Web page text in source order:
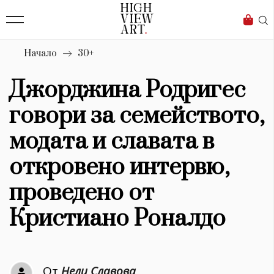
Бизнес
Мода
Dialogue
Изкуство
4339
Красота
777
Дизайн
1272
Книги
Начало 30+
Джорджина Родригес
говори за семейството,
модата и славата в
откровено интервю,
проведено от
Кристиано Роналдо